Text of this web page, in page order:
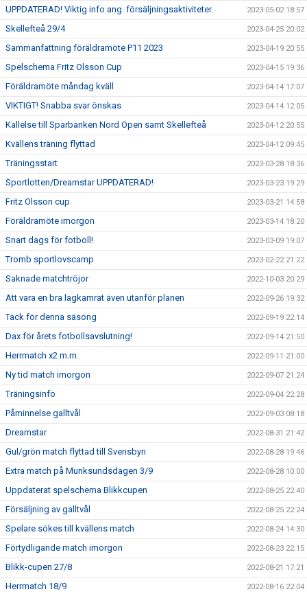
UPPDATERAD! Viktig info ang. försäljningsaktiviteter. 2023-05-02 18:57
Skellefteå 29/4 2023-04-25 20:02
Sammanfattning föräldramöte P11 2023 2023-04-19 20:55
Spelschema Fritz Olsson Cup 2023-04-15 19:36
Föräldramöte måndag kväll 2023-04-14 17:07
VIKTIGT! Snabba svar önskas 2023-04-14 12:05
Kallelse till Sparbanken Nord Open samt Skellefteå 2023-04-12 20:55
Kvällens träning flyttad 2023-04-12 09:45
Träningsstart 2023-03-28 18:36
Sportlotten/Dreamstar UPPDATERAD! 2023-03-23 19:29
Fritz Olsson cup 2023-03-21 14:58
Föräldramöte imorgon 2023-03-14 18:20
Snart dags för fotboll! 2023-03-09 19:07
Tromb sportlovscamp 2023-02-22 21:22
Saknade matchtröjor 2022-10-03 20:29
Att vara en bra lagkamrat även utanför planen 2022-09-26 19:32
Tack för denna säsong 2022-09-19 22:14
Dax för årets fotbollsavslutning! 2022-09-14 21:50
Herrmatch x2 m.m. 2022-09-11 21:00
Ny tid match imorgon 2022-09-07 21:24
Träningsinfo 2022-09-04 22:28
Påminnelse galltvål 2022-09-03 08:18
Dreamstar 2022-08-31 21:42
Gul/grön match flyttad till Svensbyn 2022-08-28 19:46
Extra match på Munksundsdagen 3/9 2022-08-28 10:00
Uppdaterat spelschema Blikkcupen 2022-08-25 22:40
Försäljning av galltvål 2022-08-25 22:24
Spelare sökes till kvällens match 2022-08-24 14:30
Förtydligande match imorgon 2022-08-23 22:15
Blikk-cupen 27/8 2022-08-21 17:21
Herrmatch 18/9 2022-08-16 22:04